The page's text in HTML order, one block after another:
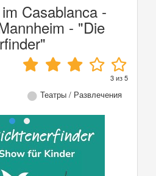
Casablanca -
- "Die
3из5
Театры / Развлечения